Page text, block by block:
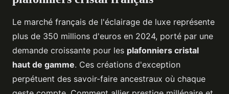
Le marché français de l'éclairage de luxe représente
plus de 350 millions d'euros en 2024, porté par une
demande croissante pour les plafonniers cristal
haut de gamme. Ces créations d'exception
perpétuent des savoir-faire ancestraux où chaque